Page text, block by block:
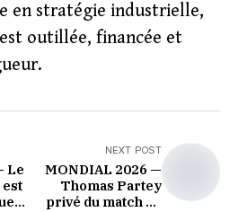
en stratégie industrielle,
outillée, financée et
Le
est
NEXT POST
MONDIAL 2026 —
Thomas Partey
privé du match du